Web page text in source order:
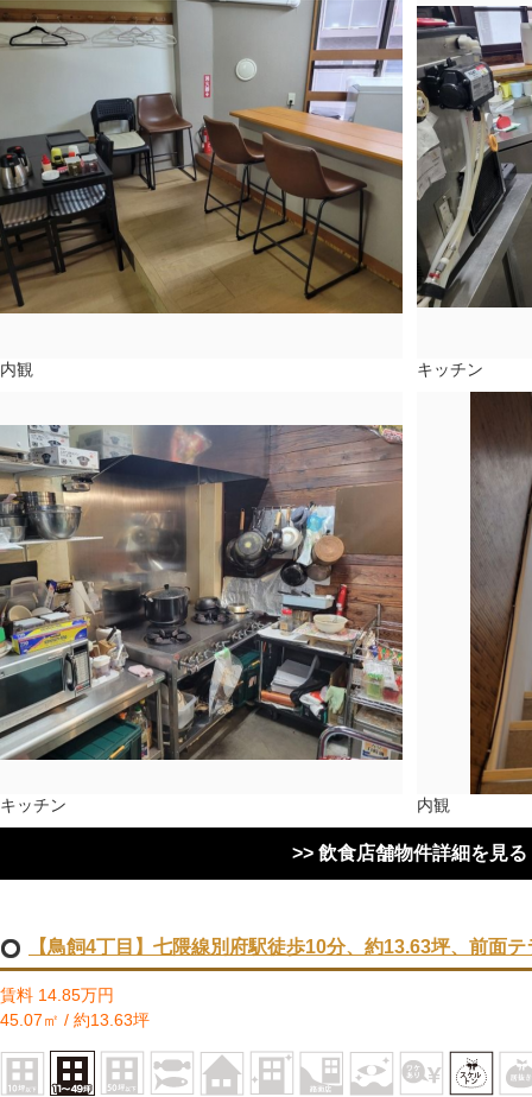
内観 キッチン
キッチン 内観
>> 飲食店舗物件詳細を見る
【鳥飼4丁目】七隈線別府駅徒歩10分、約13.63坪、前面
賃料 14.85万円
45.07㎡ / 約13.63坪